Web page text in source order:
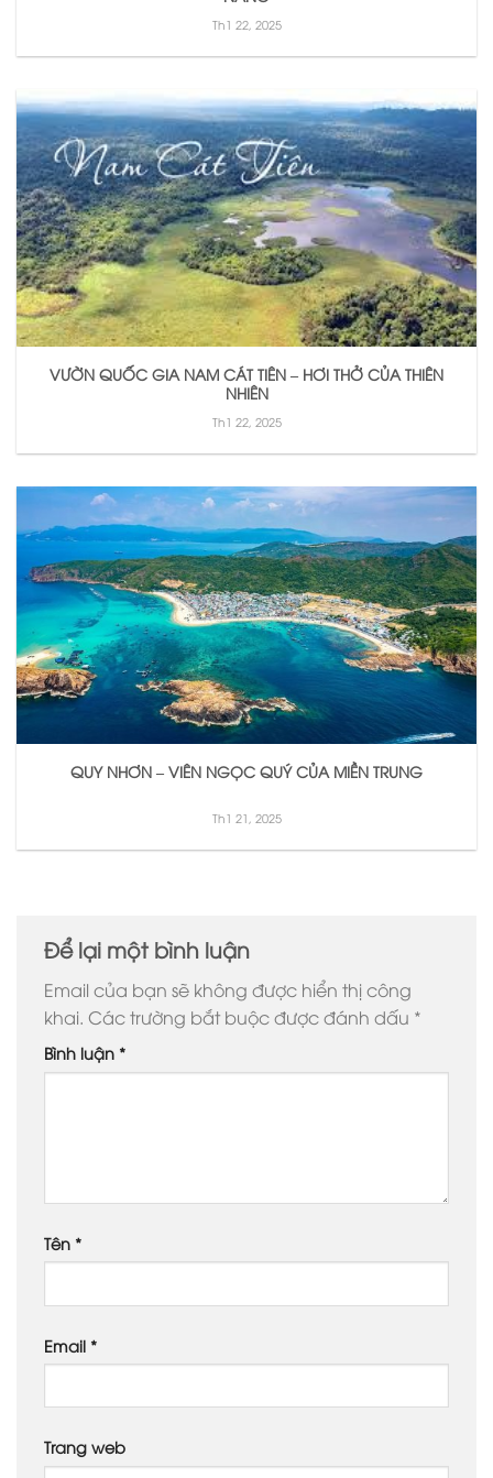
Th1 22, 2025
VƯỜN QUỐC GIA NAM CÁT TIÊN – HƠI THỞ CỦA THIÊN
NHIÊN
Th1 22, 2025
QUY NHƠN – VIÊN NGỌC QUÝ CỦA MIỀN TRUNG
Th1 21, 2025
Để lại một bình luận
Email của bạn sẽ không được hiển thị công
khai. Các trường bắt buộc được đánh dấu *
Bình luận *
Tên *
Email *
Trang web